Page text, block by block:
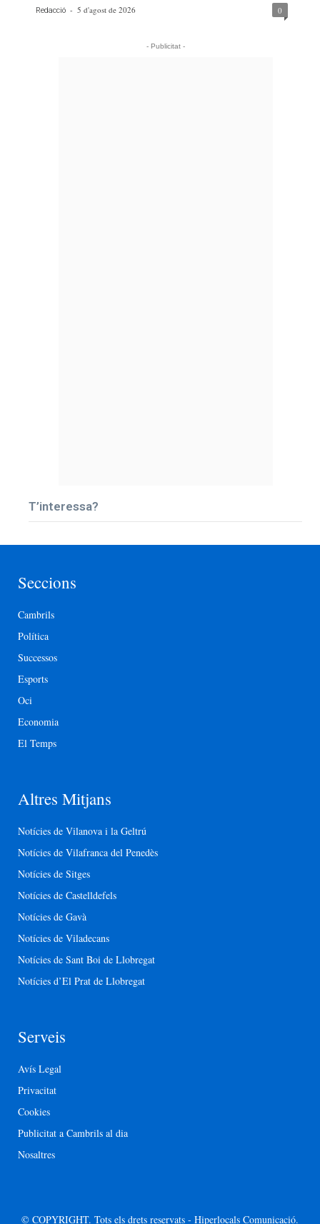
Redacció - 5 d'agost de 2026 0
- Publicitat -
T’interessa?
Seccions
Cambrils
Política
Successos
Esports
Oci
Economia
El Temps
Altres Mitjans
Notícies de Vilanova i la Geltrú
Notícies de Vilafranca del Penedès
Notícies de Sitges
Notícies de Castelldefels
Notícies de Gavà
Notícies de Viladecans
Notícies de Sant Boi de Llobregat
Notícies d’El Prat de Llobregat
Serveis
Avís Legal
Privacitat
Cookies
Publicitat a Cambrils al dia
Nosaltres
© COPYRIGHT. Tots els drets reservats - Hiperlocals Comunicació.